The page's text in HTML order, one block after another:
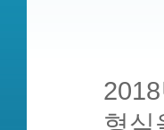
형식